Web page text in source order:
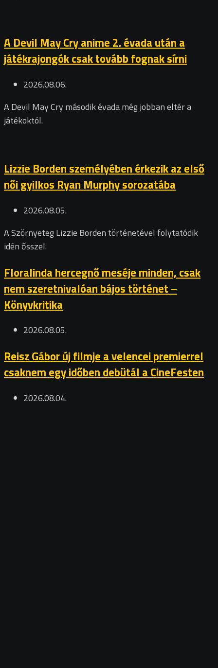
A Devil May Cry anime 2. évada után a
játékrajongók csak tovább fognak sírni
2026.08.06.
A Devil May Cry második évada még jobban eltér a
játékoktól.
Lizzie Borden személyében érkezik az első
női gyilkos Ryan Murphy sorozatába
2026.08.05.
A Szörnyeteg Lizzie Borden történetével folytatódik
idén ősszel.
Floralinda hercegnő meséje minden, csak
nem szeretnivalóan bájos történet –
Könyvkritika
2026.08.05.
Reisz Gábor új filmje a velencei premierrel
csaknem egy időben debütál a CineFesten
2026.08.04.